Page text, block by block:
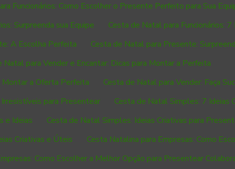
Funcionários: Como Escolher o Presente Perfeito para Sua
Surpreenda sua Equipe
Cesta de Natal para Funcionários: 7
A Escolha Perfeita
Cesta de Natal para Presente:
Natal para Vender e Encantar: Dicas para Montar a Perfeita
Montar a Oferta Perfeita
Cesta de Natal para Vender: Faça
para Presentear
Cesta de Natal Simples: 7 Ideias
e Ideias
Cesta de Natal Simples: Ideias Criativas para
Criativas e Úteis
Cesta Natalina para Empresas: Como
Como Escolher a Melhor Opção para Presentear